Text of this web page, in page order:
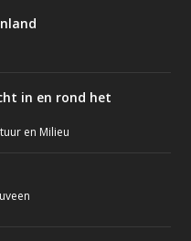
in en rond het
en Milieu